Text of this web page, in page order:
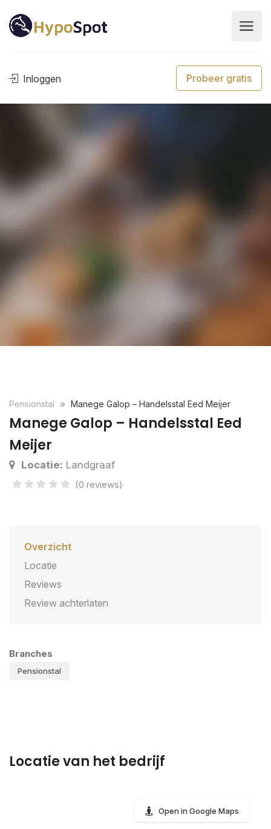
Inloggen Probeer gratis
Pensionstal Manege Galop – Handelsstal Eed Meijer
Manege Galop – Handelsstal Eed
Meijer
Locatie: Landgraaf
(0 reviews)
Overzicht
Locatie
Reviews
Review achterlaten
Branches
Pensionstal
Locatie van het bedrijf
Open in Google Maps